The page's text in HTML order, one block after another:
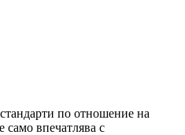
по отношение на
само впечатлява с